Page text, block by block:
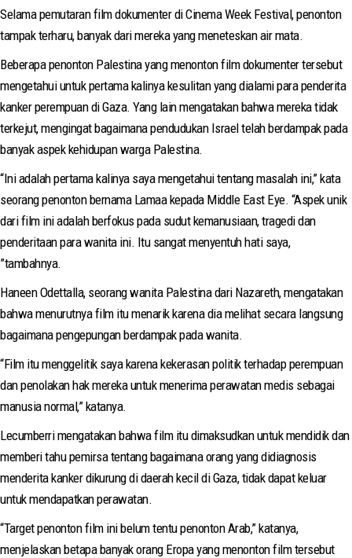
Selama pemutaran film dokumenter di Cinema Week Festival, penonton
tampak terharu, banyak dari mereka yang meneteskan air mata.
Beberapa penonton Palestina yang menonton film dokumenter tersebut
mengetahui untuk pertama kalinya kesulitan yang dialami para penderita
kanker perempuan di Gaza. Yang lain mengatakan bahwa mereka tidak
terkejut, mengingat bagaimana pendudukan Israel telah berdampak pada
banyak aspek kehidupan warga Palestina.
“Ini adalah pertama kalinya saya mengetahui tentang masalah ini,” kata
seorang penonton bernama Lamaa kepada Middle East Eye. “Aspek unik
dari film ini adalah berfokus pada sudut kemanusiaan, tragedi dan
penderitaan para wanita ini. Itu sangat menyentuh hati saya,
”tambahnya.
Haneen Odettalla, seorang wanita Palestina dari Nazareth, mengatakan
bahwa menurutnya film itu menarik karena dia melihat secara langsung
bagaimana pengepungan berdampak pada wanita.
“Film itu menggelitik saya karena kekerasan politik terhadap perempuan
dan penolakan hak mereka untuk menerima perawatan medis sebagai
manusia normal,” katanya.
Lecumberri mengatakan bahwa film itu dimaksudkan untuk mendidik dan
memberi tahu pemirsa tentang bagaimana orang yang didiagnosis
menderita kanker dikurung di daerah kecil di Gaza, tidak dapat keluar
untuk mendapatkan perawatan.
“Target penonton film ini belum tentu penonton Arab,” katanya,
menjelaskan betapa banyak orang Eropa yang menonton film tersebut